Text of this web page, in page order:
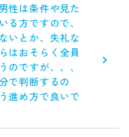
性は条件や見た
る方ですので、
いとか、失礼な
はおそらく全員
ですが、、、
で判断するの
進め方で良いで